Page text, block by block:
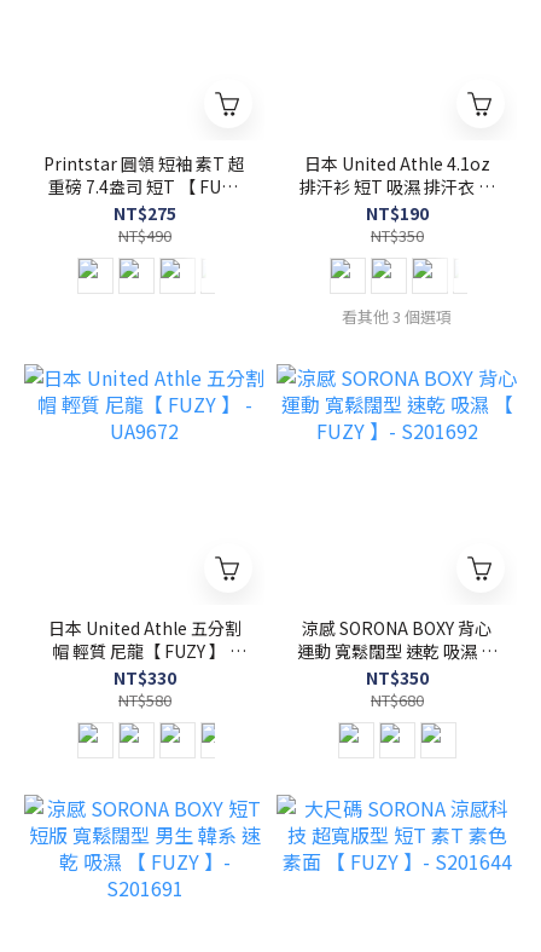
Printstar 圓領 短袖 素T 超
重磅 7.4盎司 短T 【 FUZY
】- 00148-HVT
NT$275
NT$490
日本 United Athle 4.1oz
排汗衫 短T 吸濕 排汗衣 有
大尺碼【 FUZY 】-
UA5900
NT$190
NT$350
看其他 3 個選項
日本 United Athle 五分割
帽 輕質 尼龍【 FUZY 】 -
UA9672
NT$330
NT$580
涼感 SORONA BOXY 背心
運動 寬鬆闊型 速乾 吸濕 【
FUZY 】- S201692
NT$350
NT$680